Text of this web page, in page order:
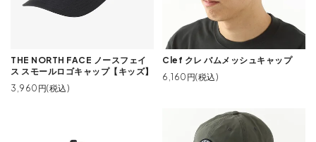
THE NORTH FACE ノースフェイ
ス スモールロゴキャップ【キッズ】
3,960円(税込)
Clef クレ バムメッシュキャップ
6,160円(税込)